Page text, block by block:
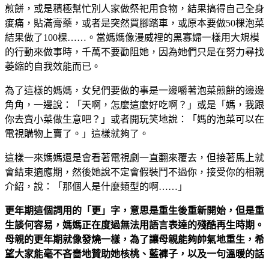
煎餅，或是積極幫忙別人家做祭祀用食物，結果搞得自己全身
痠痛，貼滿膏藥，或者是突然買腳踏車，或原本要做50棵泡菜
結果做了100棵……。當媽媽像漫威裡的黑寡婦一樣用大規模
的行動來做事時，千萬不要勸阻她，因為她們只是在努力尋找
萎縮的自我效能而已。
為了這樣的媽媽，女兒們要做的事是一邊嚼著泡菜煎餅的邊邊
角角，一邊說：「天啊，怎麼這麼好吃啊？」或是「媽，我跟
你去賣小菜做生意吧？」或者開玩笑地說：「媽的泡菜可以在
電視購物上賣了。」這樣就夠了。
這樣一來媽媽還是會看著電視劇一直翻來覆去，但接著馬上就
會結束適應期，然後她說不定會假裝鬥不過你，接受你的相親
介紹，說：「那個人是什麼類型的啊……」
更年期這個詞用的「更」字，意思是重生後重新開始，但是重
生談何容易，媽媽正在度過無法用語言表達的殘酷再生時期。
母親的更年期就像發燒一樣，為了讓母親能夠帥氣地重生，希
望大家能毫不吝嗇地贊助她核桃、藍褲子，以及一句溫暖的話